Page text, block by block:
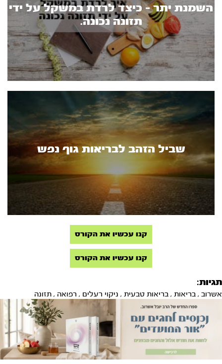
השמנת יתר - כיצד לרדת במשקל על ידי
תזונה נכונה.
שביל הזהב לבריאות גוף נפש
קנו עכשיו את הקורס
קנו עכשיו את הקורס
תגיות:
אשרוב , בריאות , בריאות טבעית , ניקוי רעלים , רפואה , תזונה